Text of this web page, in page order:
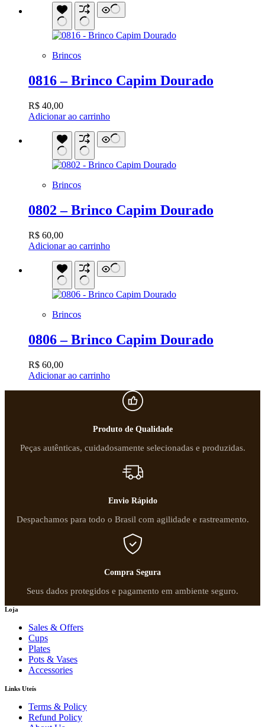
Brincos
0816 – Brinco Capim Dourado
R$ 40,00
Adicionar ao carrinho
Brincos
0802 – Brinco Capim Dourado
R$ 60,00
Adicionar ao carrinho
Brincos
0806 – Brinco Capim Dourado
R$ 60,00
Adicionar ao carrinho
Produto de Qualidade
Peças autênticas, cuidadosamente selecionadas e produzidas.
Envio Rápido
Despachamos para todo o Brasil com agilidade e rastreamento.
Compra Segura
Seus dados protegidos e pagamento em ambiente seguro.
Loja
Sales & Offers
Cups
Plates
Pots & Vases
Accessories
Links Uteís
Terms & Policy
Refund Policy